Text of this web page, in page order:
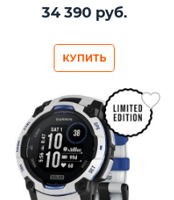
34 390 руб.
КУПИТЬ